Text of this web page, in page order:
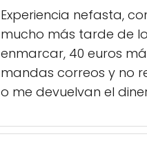
Experiencia nefasta,
mucho más tarde de
enmarcar, 40 euros
mandas correos y no
o me devuelvan el